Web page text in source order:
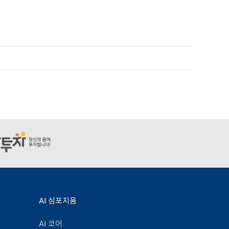
AI 심포지움
AI 코어